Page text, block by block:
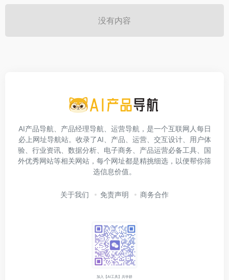
没有内容
AI产品导航、产品经理导航、运营导航，是一个互联网人每日
必上网址导航站。收录了AI、产品、运营、交互设计、用户体
验、行业资讯、数据分析、电子商务、产品运营必备工具、国
外优秀网站等相关网站，每个网址都是精挑细选，以便帮你筛
选信息价值。
关于我们 免责声明 商务合作
加入【AI工具】共学群